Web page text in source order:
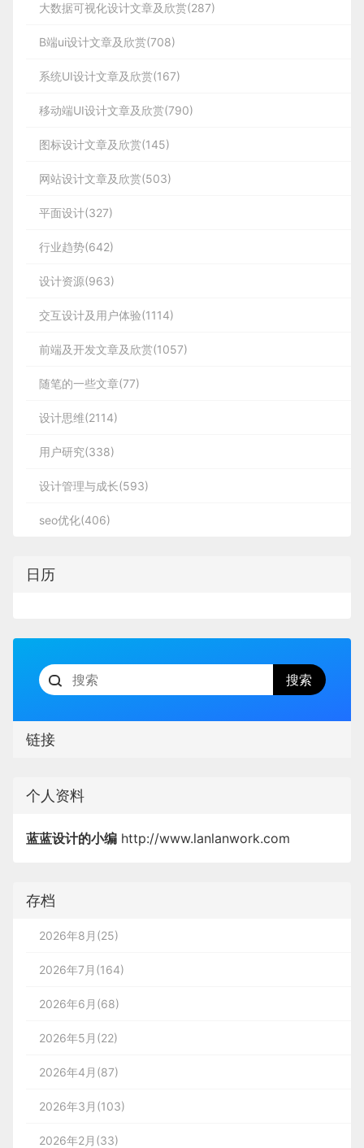
大数据可视化设计文章及欣赏(287)
B端ui设计文章及欣赏(708)
系统UI设计文章及欣赏(167)
移动端UI设计文章及欣赏(790)
图标设计文章及欣赏(145)
网站设计文章及欣赏(503)
平面设计(327)
行业趋势(642)
设计资源(963)
交互设计及用户体验(1114)
前端及开发文章及欣赏(1057)
随笔的一些文章(77)
设计思维(2114)
用户研究(338)
设计管理与成长(593)
seo优化(406)
日历
链接
个人资料
蓝蓝设计的小编 http://www.lanlanwork.com
存档
2026年8月(25)
2026年7月(164)
2026年6月(68)
2026年5月(22)
2026年4月(87)
2026年3月(103)
2026年2月(33)